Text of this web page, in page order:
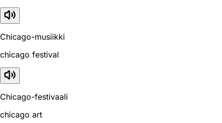
Chicago-musiikki
chicago festival
Chicago-festivaali
chicago art